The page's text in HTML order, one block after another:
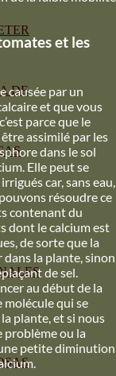
DE
et les
causée par un
et que vous
parce que le
assimilé par les
dans le sol
Elle peut se
car, sans eau,
résoudre ce
contenant du
dont le calcium est
de sorte que la
la plante, sinon
de sel.
au début de la
molécule qui se
plante, et si nous
problème ou la
petite diminution